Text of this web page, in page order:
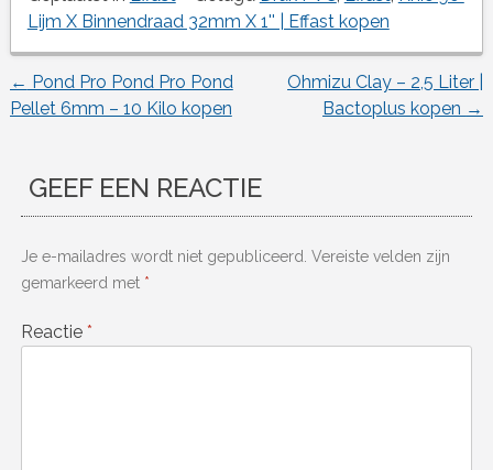
Lijm X Binnendraad 32mm X 1'' | Effast kopen
Berichtnavigatie
← Pond Pro Pond Pro Pond
Pellet 6mm – 10 Kilo kopen
Ohmizu Clay – 2,5 Liter |
Bactoplus kopen →
GEEF EEN REACTIE
Je e-mailadres wordt niet gepubliceerd. Vereiste velden zijn
gemarkeerd met *
Reactie *